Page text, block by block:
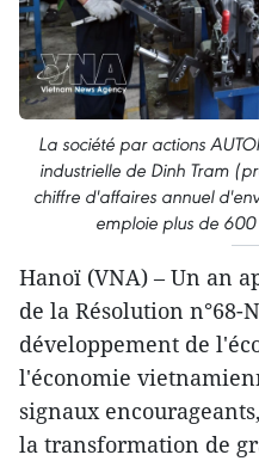
La société par actions
industrielle de Dinh Tram
chiffre d'affaires annuel
emploie plus de 600
Hanoï (VNA) – Un an
de la Résolution n°68-
développement de
l'économie
signaux
la transformation de